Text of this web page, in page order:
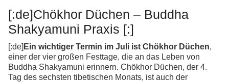
[:de]Chökhor Düchen – Buddha
Shakyamuni Praxis [:]
[:de] Ein wichtiger Termin im Juli ist Chökhor Düchen,
einer der vier großen Festtage, die an das Leben von
Buddha Shakyamuni erinnern. Chökhor Düchen, der 4.
Tag des sechsten tibetischen Monats, ist auch der